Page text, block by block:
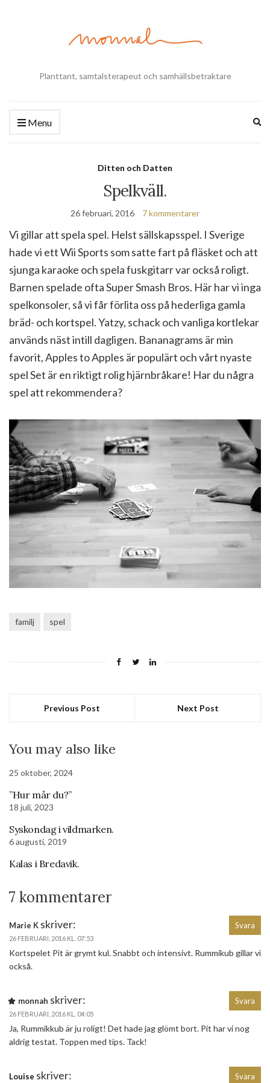
Planttant, samtalsterapeut och samhällsbetraktare
Menu
Ditten och Datten
Spelkväll.
26 februari, 2016 7 kommentarer
Vi gillar att spela spel. Helst sällskapsspel. I Sverige
hade vi ett Wii Sports som satte fart på fläsket och att
sjunga karaoke och spela fuskgitarr var också roligt.
Barnen spelade ofta Super Smash Bros. Här har vi inga
spelkonsoler, så vi får förlita oss på hederliga gamla
bräd- och kortspel. Yatzy, schack och vanliga kortlekar
används näst intill dagligen. Bananagrams är min
favorit, Apples to Apples är populärt och vårt nyaste
spel Set är en riktigt rolig hjärnbråkare! Har du några
spel att rekommendera?
familj spel
Previous Post Next Post
You may also like
25 oktober, 2024
”Hur mår du?”
18 juli, 2023
Syskondag i vildmarken.
6 augusti, 2019
Kalas i Bredavik.
7 kommentarer
Marie K skriver:
26 FEBRUARI, 2016 KL. 07:53
Kortspelet Pit är grymt kul. Snabbt och intensivt. Rummikub gillar vi
också.
Svara
monnah skriver:
26 FEBRUARI, 2016 KL. 04:05
Ja, Rummikkub är ju roligt! Det hade jag glömt bort. Pit har vi nog
aldrig testat. Toppen med tips. Tack!
Svara
Louise skriver: Svara